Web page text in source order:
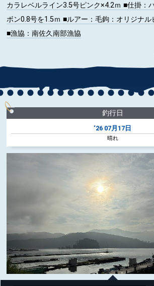
カラレベルライン3.5号ピンク×4.2ｍ■仕掛 ：
ボン0.8号を1.5ｍ■ルアー ：毛鉤：オリジナ
■漁協 ：南佐久南部漁協
釣行日
‘26 07月17日
晴れ